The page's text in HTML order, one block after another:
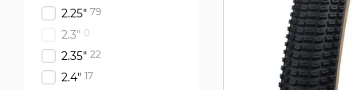
2.25" 79
2.3" 0
2.35" 22
2.4" 17